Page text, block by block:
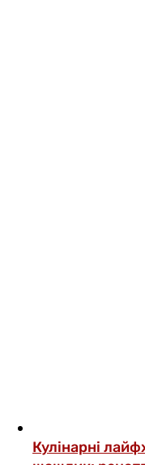
Кулінарні